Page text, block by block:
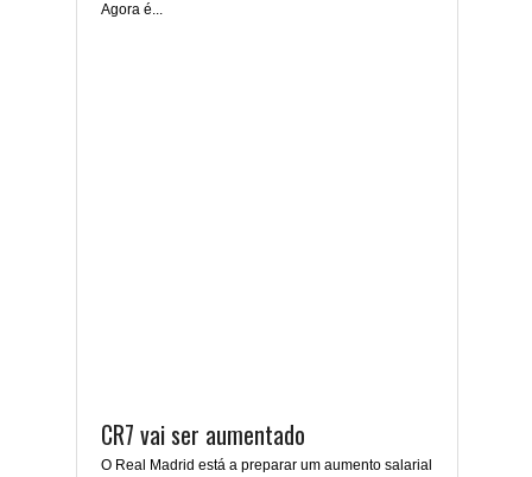
Agora é...
CR7 vai ser aumentado
O Real Madrid está a preparar um aumento salarial